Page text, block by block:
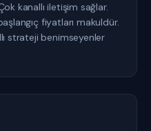
kanallı iletişim sağlar.
fiyatları makuldür.
strateji benimseyenler